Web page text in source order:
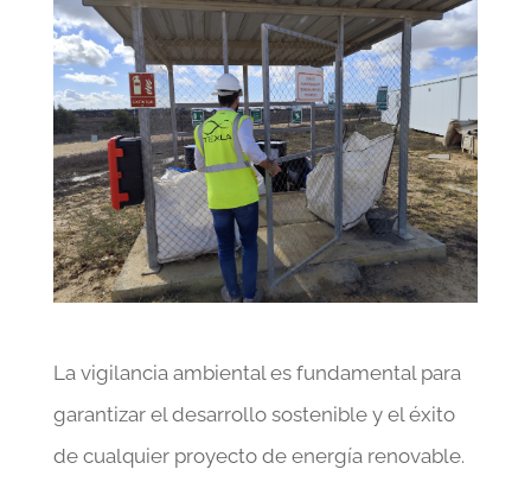
La vigilancia ambiental es fundamental para
garantizar el desarrollo sostenible y el éxito
de cualquier proyecto de energía renovable.